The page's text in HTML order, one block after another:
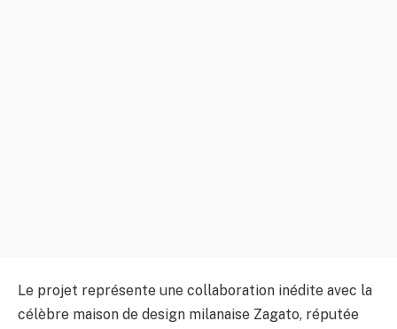
Le projet représente une collaboration inédite avec la
célèbre maison de design milanaise Zagato, réputée